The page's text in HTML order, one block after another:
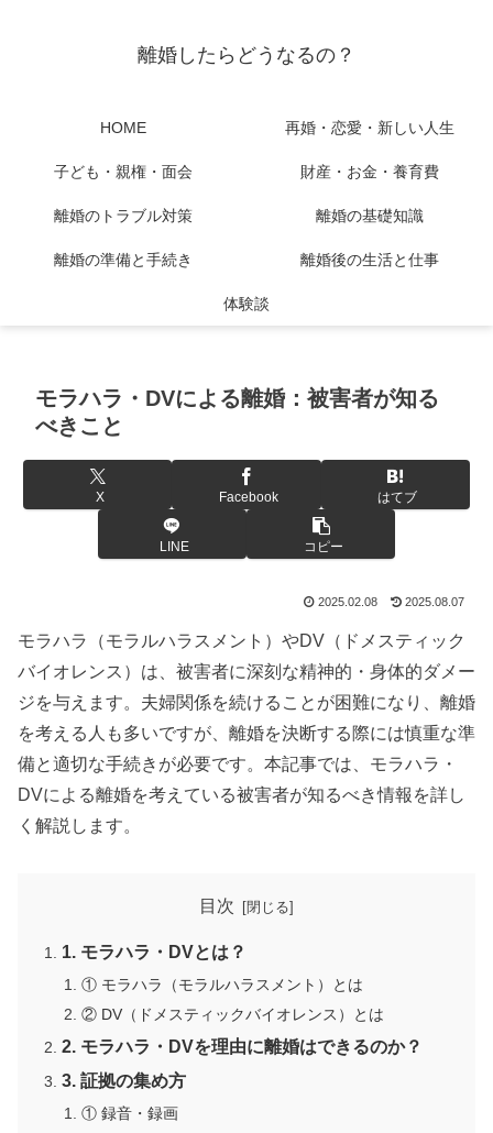
離婚したらどうなるの？
HOME 再婚・恋愛・新しい人生
子ども・親権・面会 財産・お金・養育費
離婚のトラブル対策 離婚の基礎知識
離婚の準備と手続き 離婚後の生活と仕事
体験談
モラハラ・DVによる離婚：被害者が知る
べきこと
X Facebook はてブ
LINE コピー
2025.02.08 2025.08.07
モラハラ（モラルハラスメント）やDV（ドメスティック
バイオレンス）は、被害者に深刻な精神的・身体的ダメー
ジを与えます。夫婦関係を続けることが困難になり、離婚
を考える人も多いですが、離婚を決断する際には慎重な準
備と適切な手続きが必要です。本記事では、モラハラ・
DVによる離婚を考えている被害者が知るべき情報を詳し
く解説します。
目次
1. モラハラ・DVとは？
① モラハラ（モラルハラスメント）とは
② DV（ドメスティックバイオレンス）とは
2. モラハラ・DVを理由に離婚はできるのか？
3. 証拠の集め方
① 録音・録画